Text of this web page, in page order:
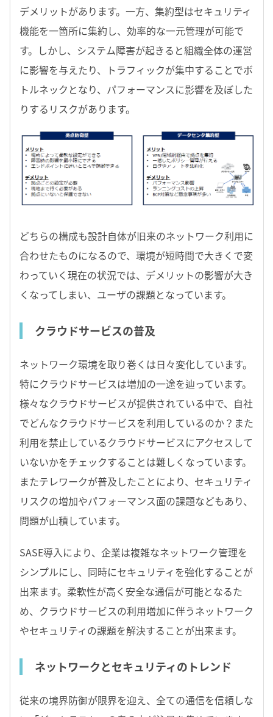
デメリットがあります。一方、集約型はセキュリティ
機能を一箇所に集約し、効率的な一元管理が可能で
す。しかし、システム障害が起きると組織全体の運営
に影響を与えたり、トラフィックが集中することでボ
トルネックとなり、パフォーマンスに影響を及ぼした
りするリスクがあります。
どちらの構成も設計自体が旧来のネットワーク利用に
合わせたものになるので、環境が短時間で大きくで変
わっていく現在の状況では、デメリットの影響が大き
くなってしまい、ユーザの課題となっています。
クラウドサービスの普及
ネットワーク環境を取り巻くは日々変化しています。
特にクラウドサービスは増加の一途を辿っています。
様々なクラウドサービスが提供されている中で、自社
でどんなクラウドサービスを利用しているのか？また
利用を禁止しているクラウドサービスにアクセスして
いないかをチェックすることは難しくなっています。
またテレワークが普及したことにより、セキュリティ
リスクの増加やパフォーマンス面の課題などもあり、
問題が山積しています。
SASE導入により、企業は複雑なネットワーク管理を
シンプルにし、同時にセキュリティを強化することが
出来ます。柔軟性が高く安全な通信が可能となるた
め、クラウドサービスの利用増加に伴うネットワーク
やセキュリティの課題を解決することが出来ます。
ネットワークとセキュリティのトレンド
従来の境界防御が限界を迎え、全ての通信を信頼しな